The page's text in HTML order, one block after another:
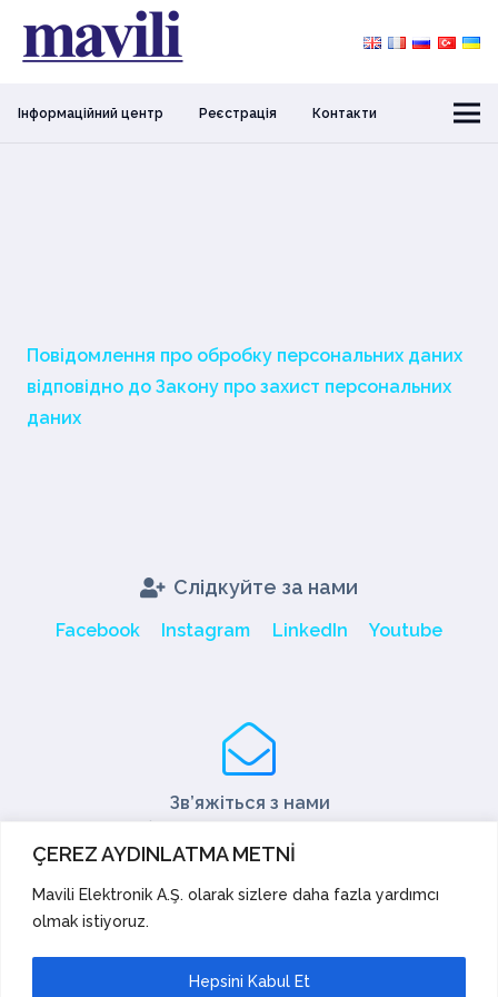
ÇEREZ AYDINLATMA METNİ
Mavili Elektronik A.Ş. olarak sizlere daha fazla yardımcı
olmak istiyoruz.
Hepsini Kabul Et
Інформаційний центр Реєстрація Контакти
Повідомлення про обробку персональних даних
відповідно до Закону про захист персональних
даних
Слідкуйте за нами
Facebook Instagram LinkedIn Youtube
Зв’яжіться з нами
Факс: +90 216 466 45 10
export@mavili.com.tr
Технічна підтримка
Експорт
Пропозиції та скарги